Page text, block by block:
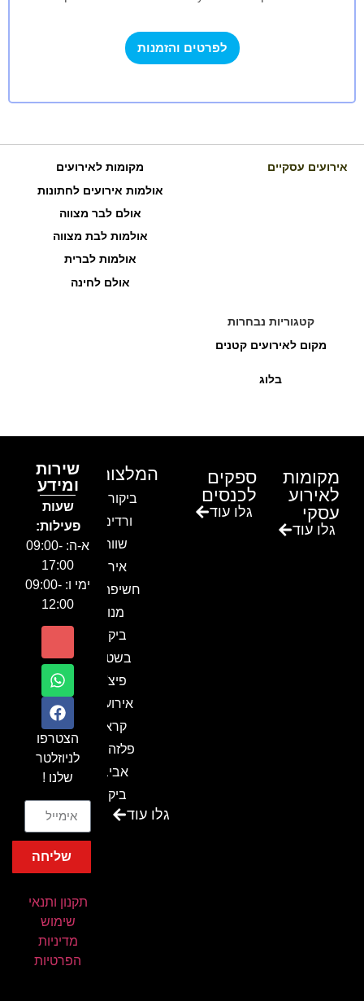
לפרטים והזמנות
אירועים עסקיים
מקומות לאירועים
אולמות אירועים לחתונות
אולם לבר מצווה
אולמות לבת מצווה
אולמות לברית
אולם לחינה
קטגוריות נבחרות
מקום לאירועים קטנים
בלוג
מקומות
לאירוע
עסקי
גלו עוד
ספקים
לכנסים
גלו עוד
המלצות
ביקור בגן
ורדים –
שווה!!
אירוע
חשיפה- זיו
מנור
ביקור
בשטח-
פיצ'ר
אירועים
קראון
פלזה תל
אביב-
ביקור
בכנסגלו עוד
שירות
ומידע
שעות
פעילות:
א-ה: 09:00-
17:00
ימי ו: 09:00-
12:00
הצטרפו
לניוזלטר
שלנו !
שליחה
תקנון ותנאי
שימוש
מדיניות
הפרטיות